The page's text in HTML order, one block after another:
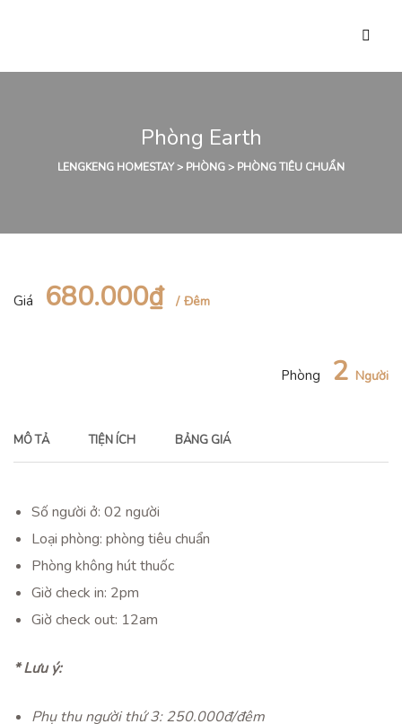
Phòng Earth
LENGKENG HOMESTAY> PHÒNG> PHÒNG TIÊU CHUẨN
Giá 680.000₫ Đêm
Phòng 2 Người
MÔ TẢ TIỆN ÍCH BẢNG GIÁ
Số người ở: 02 người
Loại phòng: phòng tiêu chuẩn
Phòng không hút thuốc
Giờ check in: 2pm
Giờ check out: 12am
* Lưu ý:
Phụ thu người thứ 3:250.000đ/đêm